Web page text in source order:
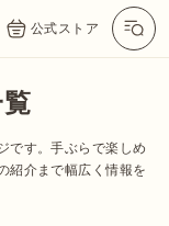
公式ストア
です。手ぶらで楽しめ
紹介まで幅広く情報を